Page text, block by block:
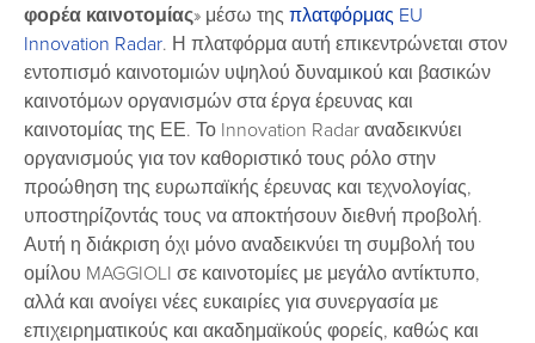
φορέα καινοτομίας» μέσω της πλατφόρμας EU
Innovation Radar. Η πλατφόρμα αυτή επικεντρώνεται στον
εντοπισμό καινοτομιών υψηλού δυναμικού και βασικών
καινοτόμων οργανισμών στα έργα έρευνας και
καινοτομίας της ΕΕ. Το Innovation Radar αναδεικνύει
οργανισμούς για τον καθοριστικό τους ρόλο στην
προώθηση της ευρωπαϊκής έρευνας και τεχνολογίας,
υποστηρίζοντάς τους να αποκτήσουν διεθνή προβολή.
Αυτή η διάκριση όχι μόνο αναδεικνύει τη συμβολή του
ομίλου MAGGIOLI σε καινοτομίες με μεγάλο αντίκτυπο,
αλλά και ανοίγει νέες ευκαιρίες για συνεργασία με
επιχειρηματικούς και ακαδημαϊκούς φορείς, καθώς και